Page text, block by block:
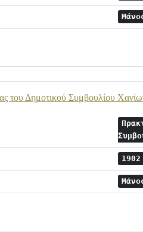
του Δημοτικού Συμβουλίου